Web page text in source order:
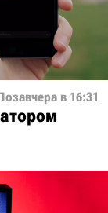
в 16:31